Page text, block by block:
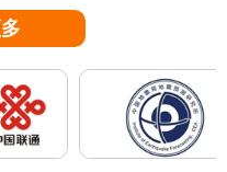
有的周界安防监测系统工作中，
代表性。在周界安防监测系统采
验，这时要求在同一情况下试桩
定比例。而周界安防监测系统对
验时，所要进行试验的单桩数
以及现场情况来进行确定的。第
有的周界安防监测系统工作中，
代表性。在周界安防监测系统采
...
一个常识性的工作，更是一个明
好的周界安防监测系统企业能够
以下几种技巧：种监测技巧、静
统工作中，会对单桩进行竖向的
验，这时要求在同一情况下试桩
定比例。而周界安防监测系统对
降监测系统公司、分布式光纤监
统公司哪家实惠、深圳机房智能
直努力的方向。 延伸拓展 详情介
所有的建筑物在开始建造之前都
一个常识性的工作，更是一个明
好的周界安防监测系统企业能够
完成相关工作。而现在所有的周